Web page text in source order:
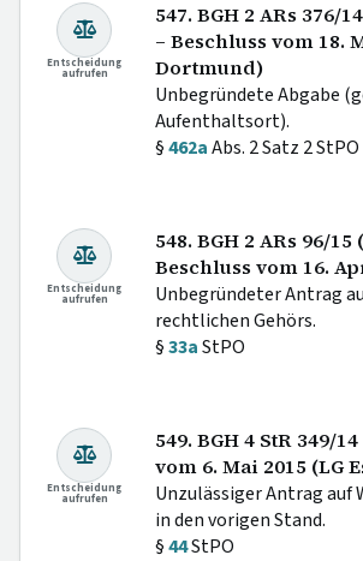
Entscheidung
aufrufen
547. BGH 2 ARs 376/
– Beschluss vom 18.
Dortmund)
Unbegründete Abgabe
Aufenthaltsort).
§462aAbs. 2 Satz 2 StPO
Entscheidung
aufrufen
548. BGH 2 ARs 96/15
Beschluss vom 16.
Unbegründeter Antrag
rechtlichen Gehörs.
§33aStPO
Entscheidung
aufrufen
549. BGH 4 StR 349/
vom 6. Mai 2015 (LG
Unzulässiger Antrag auf
in den vorigen Stand.
§44StPO